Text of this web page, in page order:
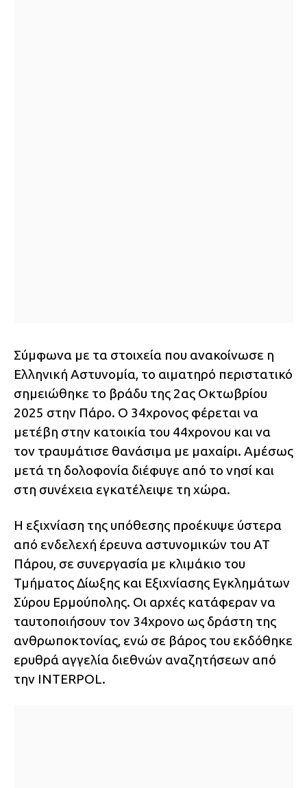
Σύμφωνα με τα στοιχεία που ανακοίνωσε η
Ελληνική Αστυνομία, το αιματηρό περιστατικό
σημειώθηκε το βράδυ της 2ας Οκτωβρίου
2025 στην Πάρο. Ο 34χρονος φέρεται να
μετέβη στην κατοικία του 44χρονου και να
τον τραυμάτισε θανάσιμα με μαχαίρι. Αμέσως
μετά τη δολοφονία διέφυγε από το νησί και
στη συνέχεια εγκατέλειψε τη χώρα.
Η εξιχνίαση της υπόθεσης προέκυψε ύστερα
από ενδελεχή έρευνα αστυνομικών του ΑΤ
Πάρου, σε συνεργασία με κλιμάκιο του
Τμήματος Δίωξης και Εξιχνίασης Εγκλημάτων
Σύρου Ερμούπολης. Οι αρχές κατάφεραν να
ταυτοποιήσουν τον 34χρονο ως δράστη της
ανθρωποκτονίας, ενώ σε βάρος του εκδόθηκε
ερυθρά αγγελία διεθνών αναζητήσεων από
την INTERPOL.